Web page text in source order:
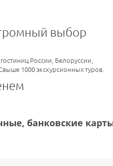
выбор
России, Белоруссии,
1000 экскурсионных туров.
банковские